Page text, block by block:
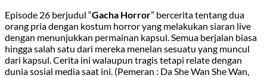
Episode 26 berjudul “Gacha Horror” bercerita tentang dua
orang pria dengan kostum horror yang melakukan siaran live
dengan menunjukkan permainan kapsul. Semua berjalan biasa
hingga salah satu dari mereka menelan sesuatu yang muncul
dari kapsul. Cerita ini walaupun tragis tetapi relate dengan
dunia sosial media saat ini. (Pemeran : Da She Wan She Wan,